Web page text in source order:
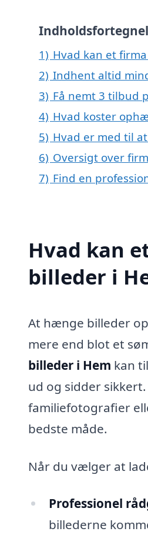
1) Hvad kan et
2) Indhent altid
3) Få nemt 3 tilbud
4) Hvad koster
5) Hvad er med til
6) Oversigt over
7) Find en
Hvad kan
billeder i
At hænge billeder
mere end blot et
billeder i Hem kan
ud og sidder
familiefotografier
bedste måde.
Når du vælger at
Professionel
billederne